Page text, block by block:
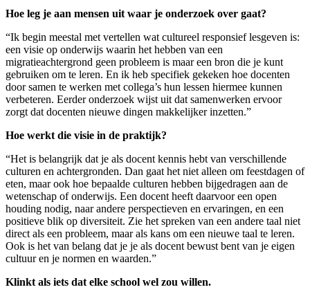
Hoe leg je aan mensen uit waar je onderzoek over gaat?
“Ik begin meestal met vertellen wat cultureel responsief lesgeven is:
een visie op onderwijs waarin het hebben van een
migratieachtergrond geen probleem is maar een bron die je kunt
gebruiken om te leren. En ik heb specifiek gekeken hoe docenten
door samen te werken met collega’s hun lessen hiermee kunnen
verbeteren. Eerder onderzoek wijst uit dat samenwerken ervoor
zorgt dat docenten nieuwe dingen makkelijker inzetten.”
Hoe werkt die visie in de praktijk?
“Het is belangrijk dat je als docent kennis hebt van verschillende
culturen en achtergronden. Dan gaat het niet alleen om feestdagen of
eten, maar ook hoe bepaalde culturen hebben bijgedragen aan de
wetenschap of onderwijs. Een docent heeft daarvoor een open
houding nodig, naar andere perspectieven en ervaringen, en een
positieve blik op diversiteit. Zie het spreken van een andere taal niet
direct als een probleem, maar als kans om een nieuwe taal te leren.
Ook is het van belang dat je je als docent bewust bent van je eigen
cultuur en je normen en waarden.”
Klinkt als iets dat elke school wel zou willen.